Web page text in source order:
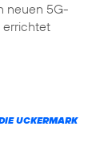
neuen 5G-
errichtet
UCKERMARK